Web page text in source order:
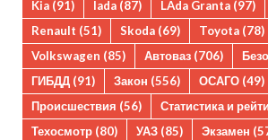
Kia (91) lada (87) LAda Granta (97)
Renault (51) Skoda (69) Toyota (78)
Volkswagen (85) Автоваз (706)
ГИБДД (91) Закон (556) ОСАГО (49)
Происшествия (56) Статистика и
Техосмотр (80) УАЗ (85) Экзамен